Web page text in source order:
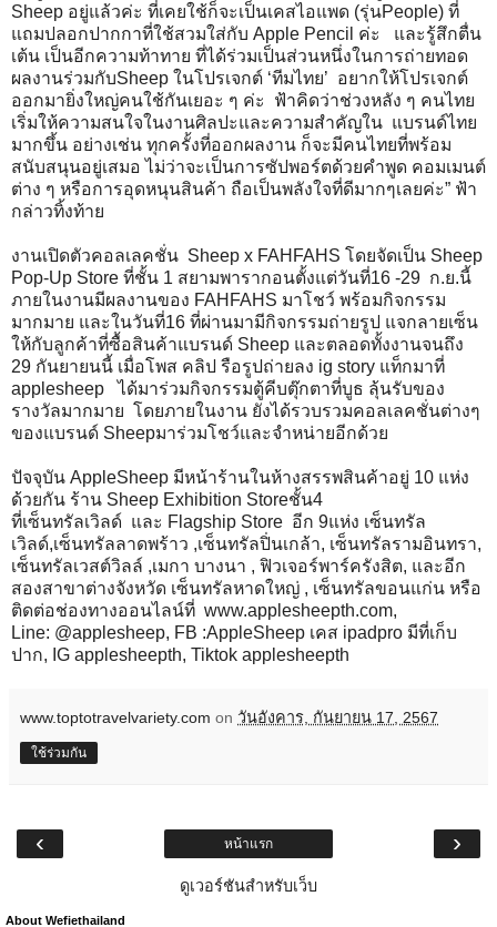
Sheep อยู่แล้วค่ะ ที่เคยใช้ก็จะเป็นเคสไอแพด (รุ่นPeople) ที่
แถมปลอกปากกาที่ใช้สวมใส่กับ Apple Pencil ค่ะ และรู้สึกตื่น
เต้น เป็นอีกความท้าทาย ที่ได้ร่วมเป็นส่วนหนึ่งในการถ่ายทอด
ผลงานร่วมกับSheep ในโปรเจกต์ ‘ทีมไทย’ อยากให้โปรเจกต์
ออกมายิ่งใหญ่คนใช้กันเยอะ ๆ ค่ะ ฟ้าคิดว่าช่วงหลัง ๆ คนไทย
เริ่มให้ความสนใจในงานศิลปะและความสำคัญใน แบรนด์ไทย
มากขึ้น อย่างเช่น ทุกครั้งที่ออกผลงาน ก็จะมีคนไทยที่พร้อม
สนับสนุนอยู่เสมอ ไม่ว่าจะเป็นการซัปพอร์ตด้วยคำพูด คอมเมนต์
ต่าง ๆ หรือการอุดหนุนสินค้า ถือเป็นพลังใจที่ดีมากๆเลยค่ะ” ฟ้า
กล่าวทิ้งท้าย
งานเปิดตัวคอลเลคชั่น Sheep x FAHFAHS โดยจัดเป็น Sheep
Pop-Up Store ที่ชั้น 1 สยามพารากอนตั้งแต่วันที่16 -29 ก.ย.นี้
ภายในงานมีผลงานของ FAHFAHS มาโชว์ พร้อมกิจกรรม
มากมาย และในวันที่16 ที่ผ่านมามีกิจกรรมถ่ายรูป แจกลายเซ็น
ให้กับลูกค้าที่ซื้อสินค้าแบรนด์ Sheep และตลอดทั้งงานจนถึง
29 กันยายนนี้ เมื่อโพส คลิป รือรูปถ่ายลง ig story แท็กมาที่
applesheep ได้มาร่วมกิจกรรมตู้คีบตุ๊กตาที่บูธ ลุ้นรับของ
รางวัลมากมาย โดยภายในงาน ยังได้รวบรวมคอลเลคชั่นต่างๆ
ของแบรนด์ Sheepมาร่วมโชว์และจำหน่ายอีกด้วย
ปัจจุบัน AppleSheep มีหน้าร้านในห้างสรรพสินค้าอยู่ 10 แห่ง
ด้วยกัน ร้าน Sheep Exhibition Storeชั้น4
ที่เซ็นทรัลเวิลด์ และ Flagship Store อีก 9แห่ง เซ็นทรัล
เวิลด์,เซ็นทรัลลาดพร้าว ,เซ็นทรัลปิ่นเกล้า, เซ็นทรัลรามอินทรา,
เซ็นทรัลเวสต์วิลล์ ,เมกา บางนา , ฟิวเจอร์พาร์ครังสิต, และอีก
สองสาขาต่างจังหวัด เซ็นทรัลหาดใหญ่ , เซ็นทรัลขอนแก่น หรือ
ติดต่อช่องทางออนไลน์ที่ www.applesheepth.com,
Line: @applesheep, FB :AppleSheep เคส ipadpro มีที่เก็บ
ปาก, IG applesheepth, Tiktok applesheepth
www.toptotravelvariety.com on วันอังคาร, กันยายน 17, 2567
ใช้ร่วมกัน
‹ ›
หน้าแรก
ดูเวอร์ชันสำหรับเว็บ
About Wefiethailand